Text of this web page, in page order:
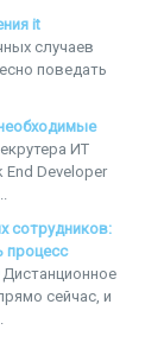
it
случаев
поведать
ИТ
Developer
сотрудников:
процесс
Дистанционное
сейчас, и